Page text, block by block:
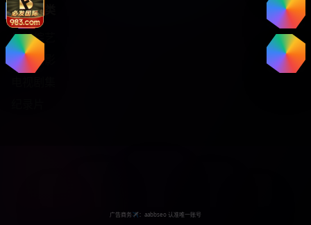
热门分类
日韩综艺
热门电影